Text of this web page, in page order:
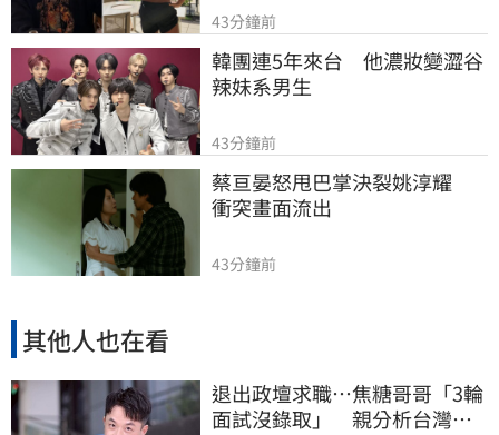
43分鐘前
韓團連5年來台　他濃妝變澀谷
辣妹系男生
43分鐘前
蔡亘晏怒甩巴掌決裂姚淳耀
衝突畫面流出
43分鐘前
其他人也在看
退出政壇求職…焦糖哥哥「3輪
面試沒錄取」 親分析台灣職